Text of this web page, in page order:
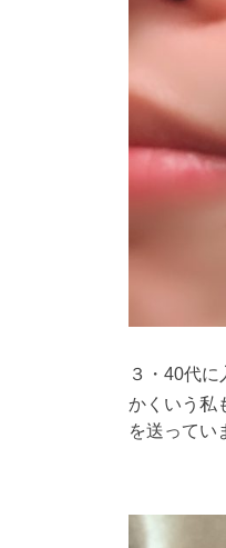
３・40代
かくいう私
を送ってい